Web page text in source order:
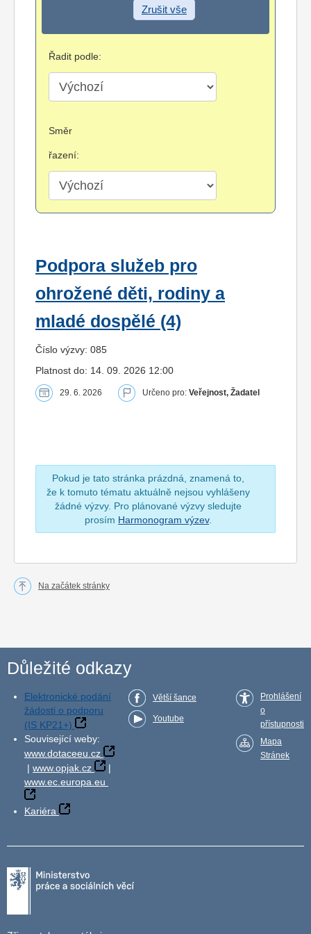
Zrušit vše
Řadit podle:
Směr
řazení:
Podpora služeb pro
ohrožené děti, rodiny a
mladé dospělé (4)
Číslo výzvy: 085
Platnost do: 14. 09. 2026 12:00
29. 6. 2026 Určeno pro: Veřejnost, Žadatel
Pokud je tato stránka prázdná, znamená to,
že k tomuto tématu aktuálně nejsou vyhlášeny
žádné výzvy. Pro plánované výzvy sledujte
prosím Harmonogram výzev.
Na začátek stránky
Důležité odkazy
Elektronické podání
žádosti o podporu
(IS KP21+)
Související weby:
www.dotaceeu.cz
| www.opjak.cz
|
www.ec.europa.eu
Kariéra
Větší šance
Youtube
Prohlášení
o
přístupnosti
Mapa
Stránek